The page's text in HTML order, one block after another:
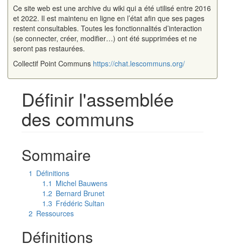
Ce site web est une archive du wiki qui a été utilisé entre 2016
et 2022. Il est maintenu en ligne en l’état afin que ses pages
restent consultables. Toutes les fonctionnalités d’interaction
(se connecter, créer, modifier…) ont été supprimées et ne
seront pas restaurées.
Collectif Point Communs https://chat.lescommuns.org/
Définir l'assemblée
des communs
Sommaire
1 Définitions
1.1 Michel Bauwens
1.2 Bernard Brunet
1.3 Frédéric Sultan
2 Ressources
Définitions